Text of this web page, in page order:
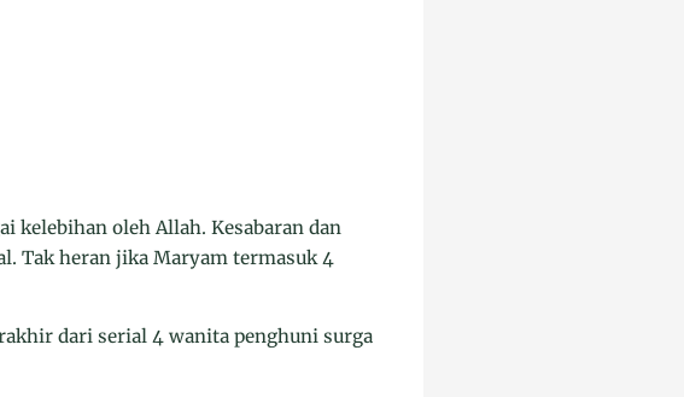
kelebihan oleh Allah. Kesabaran dan
Tak heran jika Maryam termasuk 4
dari serial 4 wanita penghuni surga